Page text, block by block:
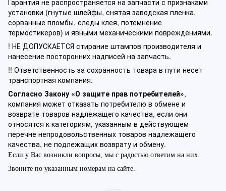
Гарантия не распространяется на запчасти с признаками
установки (гнутые шлейфы, снятая заводская пленка,
сорванные пломбы, следы клея, потемнение
термостикеров) и явными механическими повреждениями.
! НЕ ДОПУСКАЕТСЯ стирание штампов производителя и
нанесение посторонних надписей на запчасть.
!! Ответственность за сохранность товара в пути несет
транспортная компания.
Согласно Закону «О защите прав потребителей»,
компания может отказать потребителю в обмене и
возврате товаров надлежащего качества, если они
относятся к категориям, указанным в действующем
перечне непродовольственных товаров надлежащего
качества, не подлежащих возврату и обмену.
Если у Вас возникли вопросы, мы с радостью ответим на них.
Звоните по указанным номерам на сайте.